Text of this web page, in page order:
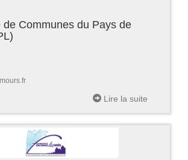
de Communes du Pays de
Lire la suite